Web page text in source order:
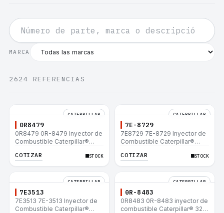
MARCA
2624 REFERENCIAS
CATERPILLAR
0R8479
0R8479 0R-8479 Inyector de
Combustible Caterpillar®
IT14B 910E
COTIZAR STOCK
CATERPILLAR
7E-8729
7E8729 7E-8729 Inyector de
Combustible Caterpillar®
IT14B 910E
COTIZAR STOCK
CATERPILLAR
7E3513
7E3513 7E-3513 Inyector de
Combustible Caterpillar®
CATERPILLAR
0R-8483
0R8483 0R-8483 inyector de
combustible Caterpillar® 320